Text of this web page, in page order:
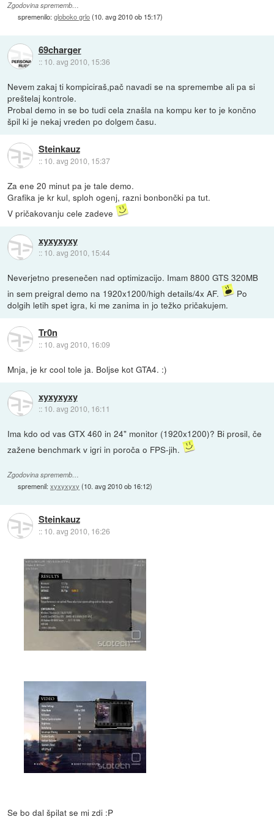
Zgodovina sprememb…
spremenilo:globoko grlo(10. avg 2010 ob 15:17)
69charger
:: 10. avg 2010, 15:36
Nevem zakaj ti kompiciraš,pač navadi se na spremembe ali pa si
preštelaj kontrole.
Probal demo in se bo tudi cela znašla na kompu ker to je končno
špil ki je nekaj vreden po dolgem času.
Steinkauz
:: 10. avg 2010, 15:37
Za ene 20 minut pa je tale demo.
Grafika je kr kul, sploh ogenj, razni bonbončki pa tut.
V pričakovanju cele zadeve
xyxyxyxy
:: 10. avg 2010, 15:44
Neverjetno presenečen nad optimizacijo. Imam 8800 GTS 320MB
in sem preigral demo na 1920x1200/high details/4x AF.
Po
dolgih letih spet igra, ki me zanima in jo težko pričakujem.
Tr0n
:: 10. avg 2010, 16:09
Mnja, je kr cool tole ja. Boljse kot GTA4. :)
xyxyxyxy
:: 10. avg 2010, 16:11
Ima kdo od vas GTX 460 in 24" monitor (1920x1200)? Bi prosil, če
zažene benchmark v igri in poroča o FPS-jih.
Zgodovina sprememb…
spremenil:xyxyxyxy (10. avg 2010 ob 16:12)
Steinkauz
:: 10. avg 2010, 16:26
Se bo dal špilat se mi zdi :P